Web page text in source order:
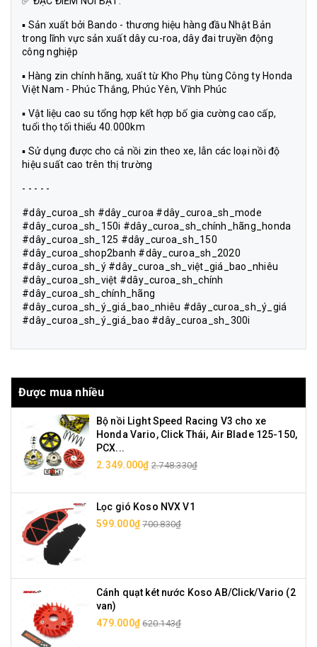
▪️ Sản xuất bởi Bando - thương hiệu hàng đầu Nhật Bản
trong lĩnh vực sản xuất dây cu-roa, dây đai truyền động
công nghiệp
▪️ Hàng zin chính hãng, xuất từ Kho Phụ tùng Công ty Honda
Việt Nam - Phúc Thắng, Phúc Yên, Vĩnh Phúc
▪️ Vật liệu cao su tổng hợp kết hợp bố gia cường cao cấp,
tuổi thọ tối thiểu 40.000km
▪️ Sử dụng được cho cả nồi zin theo xe, lẫn các loại nồi độ
hiệu suất cao trên thị trường
- - - - -
#dây_curoa_sh #dây_curoa #dây_curoa_sh_mode
#dây_curoa_sh_150i #dây_curoa_sh_chính_hãng_honda
#dây_curoa_sh_125 #dây_curoa_sh_150
#dây_curoa_shop2banh #dây_curoa_sh_2020
#dây_curoa_sh_ý #dây_curoa_sh_việt_giá_bao_nhiêu
#dây_curoa_sh_việt #dây_curoa_sh_chính
#dây_curoa_sh_chính_hãng
#dây_curoa_sh_ý_giá_bao_nhiêu #dây_curoa_sh_ý_giá
#dây_curoa_sh_ý_giá_bao #dây_curoa_sh_300i
Được mua nhiều
Bộ nồi Light Speed Racing V3 cho xe
Honda Vario, Click Thái, Air Blade 125-150,
PCX...
2.349.000₫ 2.748.330₫
Lọc gió Koso NVX V1
599.000₫ 700.830₫
Cánh quạt két nước Koso AB/Click/Vario (2
van)
479.000₫ 620.143₫